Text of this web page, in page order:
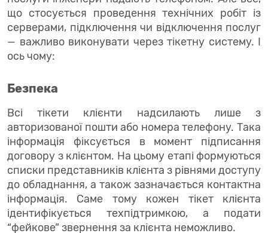
що стосується проведення технічних робіт із
серверами, підключення чи відключення послуг
— важливо виконувати через тікетну систему. І
ось чому:
Безпека
Всі тікети клієнти надсилають лише з
авторизованої пошти або номера телефону. Така
інформація фіксується в момент підписання
договору з клієнтом. На цьому етапі формуються
списки представників клієнта з рівнями доступу
до обладнання, а також зазначається контактна
інформація. Саме тому кожен тікет клієнта
ідентифікується техпідтримкою, а подати
“фейкове” звернення за клієнта неможливо.